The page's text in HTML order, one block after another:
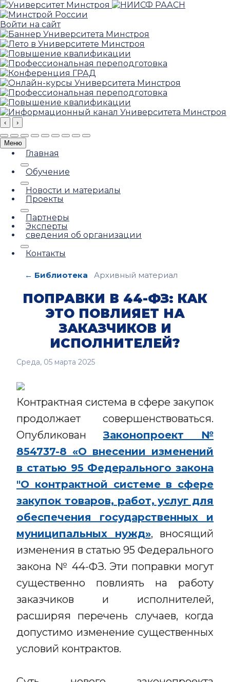
Войти на сайт
‹ ›
Меню
Главная
Обучение
Новости и материалы
Проекты
Партнеры
Эксперты
сведения об организации
Контакты
← Библиотека Архивный материал
ПОПРАВКИ В 44-ФЗ: КАК
ЭТО ПОВЛИЯЕТ НА
ЗАКАЗЧИКОВ И
ИСПОЛНИТЕЛЕЙ?
Среда, 05 марта 2025
Контрактная система в сфере закупок
продолжает совершенствоваться.
ОпубликованЗаконопроект №
854737-8 «О внесении изменений
в статью 95 Федерального закона
"О контрактной системе в сфере
закупок товаров, работ, услуг для
обеспечения государственных и
муниципальных нужд», вносящий
изменения в статью 95 Федерального
закона № 44-ФЗ. Эти поправки могут
существенно повлиять на работу
заказчиков и исполнителей,
расширяя перечень случаев, когда
допустимо изменение существенных
условий контрактов.